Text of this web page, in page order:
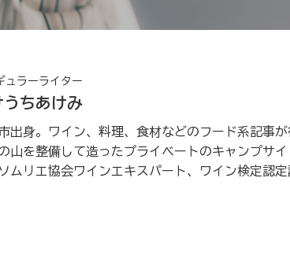
ュラーライター
うちあけみ
出身。ワイン、料理、食材などのフード系記事
山を整備して造ったプライベートのキャンプサ
ムリエ協会ワインエキスパート、ワイン検定認定